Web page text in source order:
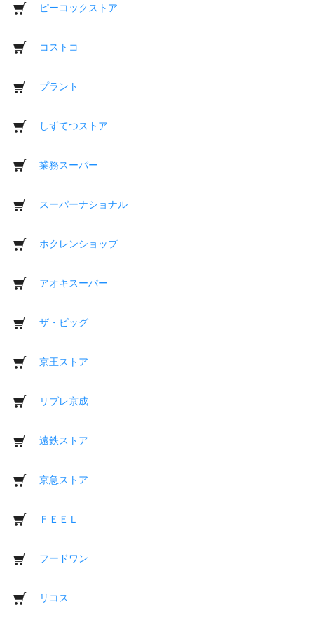
ピーコックストア
コストコ
プラント
しずてつストア
業務スーパー
スーパーナショナル
ホクレンショップ
アオキスーパー
ザ・ビッグ
京王ストア
リブレ京成
遠鉄ストア
京急ストア
ＦＥＥＬ
フードワン
リコス